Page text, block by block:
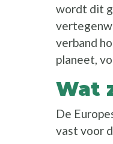
wordt dit
verband
planeet,
Wat
De
vast voor